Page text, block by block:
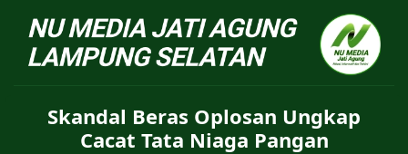
NU Jatiagung - Situs
Skandal Beras Oplosan Ungkap
Cacat Tata Niaga Pangan